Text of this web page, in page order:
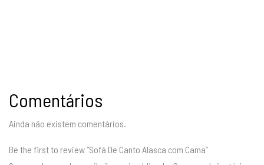
Comentários
Ainda não existem comentários.
Be the first to review “Sofá De Canto Alasca com Cama”